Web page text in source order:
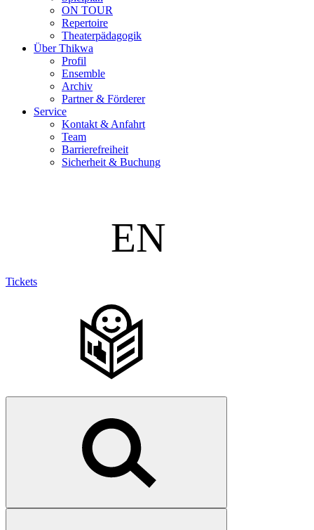
ON TOUR
Repertoire
Theaterpädagogik
Über Thikwa
Profil
Ensemble
Archiv
Partner & Förderer
Service
Kontakt & Anfahrt
Team
Barrierefreiheit
Sicherheit & Buchung
Tickets